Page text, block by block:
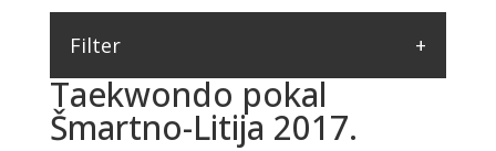
Taekwondo pokal
Šmartno-Litija 2017.
Filter